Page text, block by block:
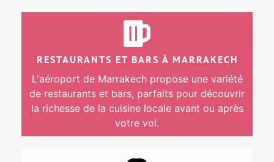
RESTAURANTS ET BARS À MARRAKECH
L'aéroport de Marrakech propose une variété
de restaurants et bars, parfaits pour découvrir
la richesse de la cuisine locale avant ou après
votre vol.